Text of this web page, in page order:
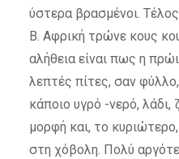
ύστερα βρασμένοι.
Β. Αφρική τρώνε κους
αλήθεια είναι πως η
λεπτές πίτες, σαν
κάποιο υγρό -νερό, λάδι,
μορφή και, το
στη χόβολη. Πολύ